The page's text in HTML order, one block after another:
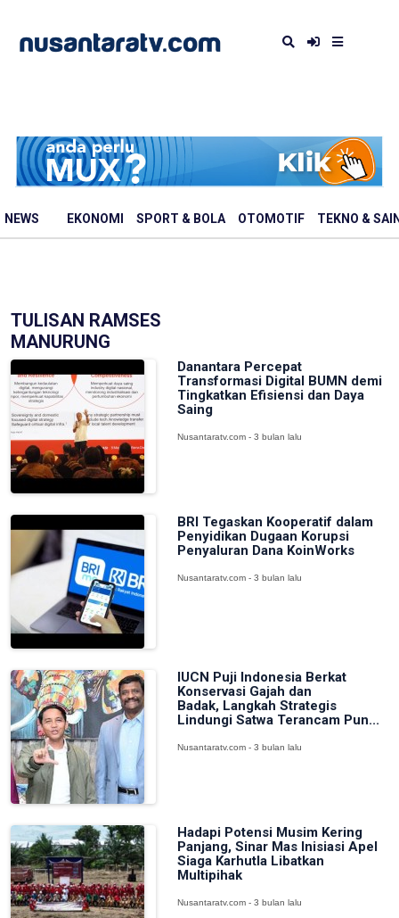
NEWS EKONOMI SPORT & BOLA OTOMOTIF TEKNO &
TULISAN RAMSES
MANURUNG
Danantara Percepat
Transformasi Digital BUMN demi
Tingkatkan Efisiensi dan Daya
Saing
Nusantaratv.com - 3 bulan lalu
BRI Tegaskan Kooperatif dalam
Penyidikan Dugaan Korupsi
Penyaluran Dana KoinWorks
Nusantaratv.com - 3 bulan lalu
IUCN Puji Indonesia Berkat
Konservasi Gajah dan
Badak, Langkah Strategis
Lindungi Satwa Terancam Pun...
Nusantaratv.com - 3 bulan lalu
Hadapi Potensi Musim Kering
Panjang, Sinar Mas Inisiasi Apel
Siaga Karhutla Libatkan
Multipihak
Nusantaratv.com - 3 bulan lalu